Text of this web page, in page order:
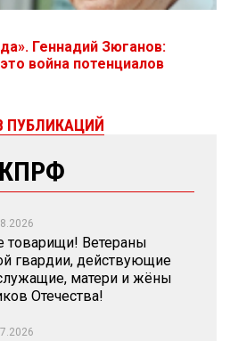
товарищи! Ветераны
гвардии, действующие
матери и жёны
Отечества!
Геннадий Зюганов:
война потенциалов
ПУБЛИКАЦИЙ